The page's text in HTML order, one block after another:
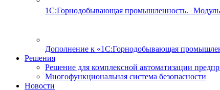
1С:Горнодобывающая промышленность.
Дополнение к «1С:Горнодобывающая
Решения
Решение для комплексной автоматизации
Многофункциональная система безопасности
Новости